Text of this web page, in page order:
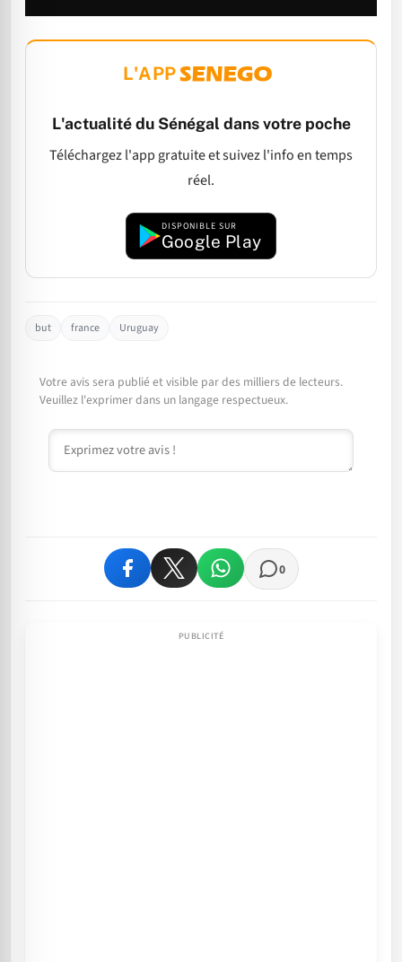
L'APP
L'actualité du Sénégal dans votre poche
Téléchargez l'app gratuite et suivez l'info en temps
réel.
DISPONIBLE SUR
Google Play
but france Uruguay
Votre avis sera publié et visible par des milliers de lecteurs.
Veuillez l'exprimer dans un langage respectueux.
Commentaire
0